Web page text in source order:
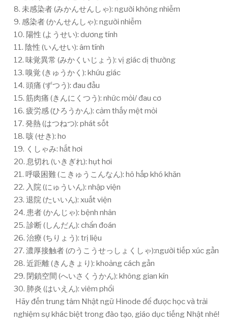
8. 未感染者 (みかんせんしゃ): người không nhiễm
9. 感染者 (かんせんしゃ): người nhiễm
10. 陽性 (ようせい): dương tính
11. 陰性 (いんせい): âm tính
12. 味覚異常 (みかくいじょう): vị giác dị thường
13. 嗅覚 (きゅうかく): khứu giác
14. 頭痛 (ずつう): đau đầu
15. 筋肉痛 (きんにくつう): nhức mỏi/ đau cơ
16. 疲労感 (ひろうかん): cảm thấy mệt mỏi
17. 発熱 (はつねつ): phát sốt
18. 咳 (せき): ho
19. くしゃみ: hắt hơi
20. 息切れ (いきぎれ): hụt hơi
21. 呼吸困難 (こきゅうこんなん): hô hấp khó khăn
22. 入院 (にゅういん): nhập viện
23. 退院 (たいいん): xuất viện
24. 患者 (かんじゃ): bệnh nhân
25. 診断 (しんだん): chẩn đoán
26. 治療 (ちりょう): trị liệu
27. 濃厚接触者 (のうこうせっしょくしゃ):người tiếp xúc gần
28. 近距離 (きんきょり): khoảng cách gần
29. 閉鎖空間 (へいさくうかん): không gian kín
30. 肺炎 (はいえん): viêm phổi
Hãy đến trung tâm Nhật ngữ Hinode để được học và trải
nghiệm sự khác biệt trong đào tạo, giáo dục tiếng Nhật nhé!